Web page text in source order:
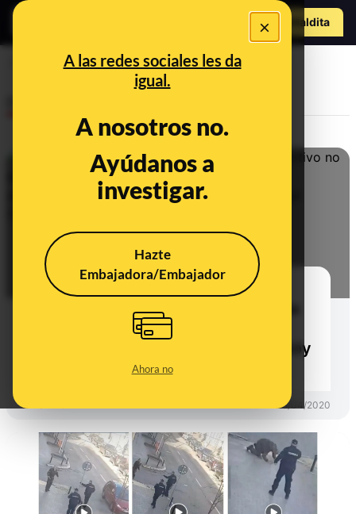
×
A las redes sociales les da
igual.
A nosotros no.
Ayúdanos a
investigar.
Hazte
Embajadora/Embajador
Ahora no
Hazte Maldita
confinamiento
No, este vídeo de delfines en un
puerto deportivo no es en España
durante el confinamiento por el
coronavirus: es el puerto de Ataköy
en Estambul (Turquía)
DESINFO 18/04/2020